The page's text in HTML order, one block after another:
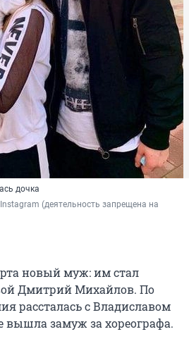
дочка
(деятельность запрещена на
новый муж: им стал
Дмитрий Михайлов. По
рассталась с Владиславом
вышла замуж за хореографа.